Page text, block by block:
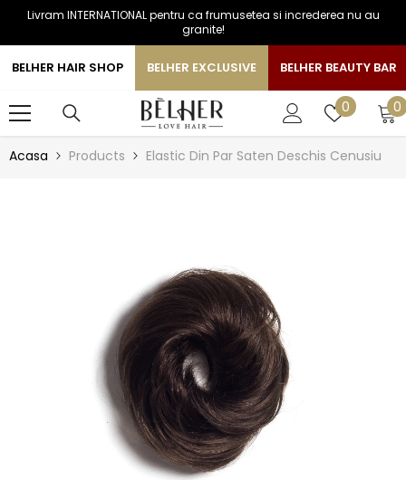
SARI LA CONTINUT
Livram INTERNATIONAL pentru ca frumusetea si increderea nu au
granite!
BELHER HAIR SHOP BELHER EXCLUSIVE BELHER BEAUTY BAR
0 Liste
00
Acasa Products Elastic Din Par Saten Deschis Cenusiu